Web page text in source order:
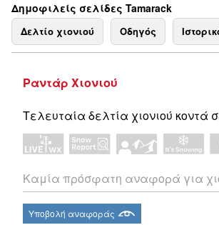
Δημοφιλείς σελίδες Tamarack
Δελτίο χιονιού Οδηγός
Ραντάρ Χιονιού
Τελευταία δελτία χιονιού κοντά
Καμία πρόσφατη αναφορά για
Υποβολή αναφοράς